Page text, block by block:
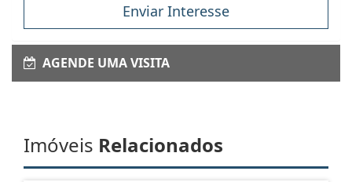
Enviar Interesse
AGENDE UMA VISITA
Imóveis Relacionados